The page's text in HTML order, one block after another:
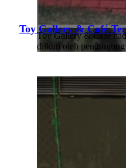
Toy Gallery & Café
diikuti oleh
Toy Gallery & Café